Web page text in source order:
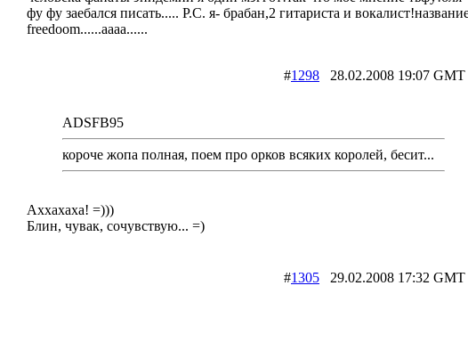
фу фу заебался писать..... Р.С. я- брабан,2 гитариста и
freedoom......аааа......
#1298 28.02.2008 19:07
ADSFB95
короче жопа полная, поем про орков всяких королей, бесит...
Аххахаха! =)))
Блин, чувак, сочувствую... =)
#1305 29.02.2008 17:32